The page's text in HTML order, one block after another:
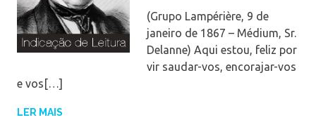
(Grupo Lampérière, 9 de
janeiro de 1867 – Médium, Sr.
Delanne) Aqui estou, feliz por
vir saudar-vos, encorajar-vos
e vos[…]
LER MAIS